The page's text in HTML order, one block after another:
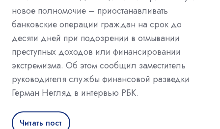
новое полномочие – приостанавливать
банковские операции граждан на срок до
десяти дней при подозрении в отмывании
преступных доходов или финансировании
экстремизма. Об этом сообщил заместитель
руководителя службы финансовой разведки
Герман Негляд в интервью РБК.
Читать пост